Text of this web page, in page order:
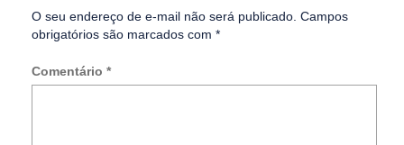
O seu endereço de e-mail não será publicado. Campos
obrigatórios são marcados com *
Comentário *